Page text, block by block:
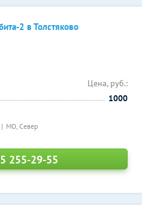
2 в Толстяково
МО, Север
Цена, руб.:
1000
255-29-55